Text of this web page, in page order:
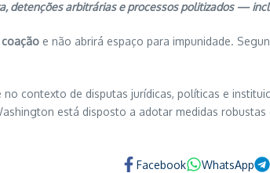
detenções arbitrárias e processos politizados —
e não abrirá espaço para impunidade.
contexto de disputas jurídicas, políticas e
está disposto a adotar medidas
Facebook WhatsApp